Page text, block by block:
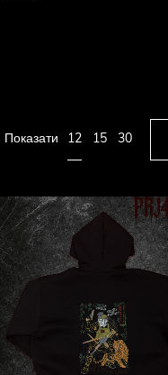
Показати 12 15 30